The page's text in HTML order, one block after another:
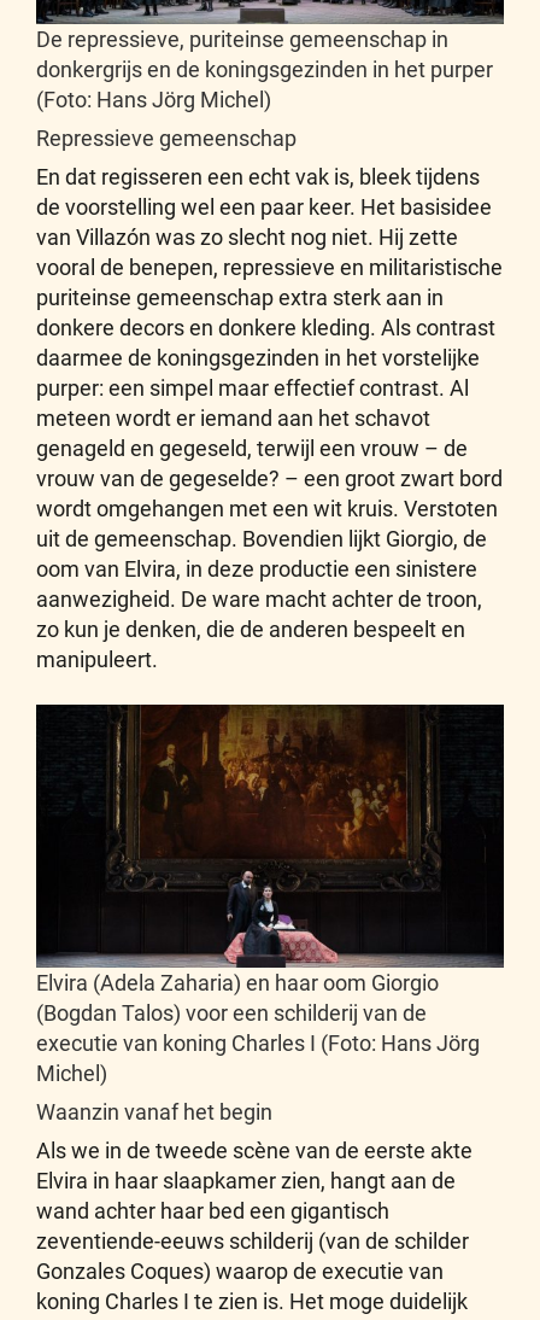
De repressieve, puriteinse gemeenschap in
donkergrijs en de koningsgezinden in het purper
(Foto: Hans Jörg Michel)
Repressieve gemeenschap
En dat regisseren een echt vak is, bleek tijdens
de voorstelling wel een paar keer. Het basisidee
van Villazón was zo slecht nog niet. Hij zette
vooral de benepen, repressieve en militaristische
puriteinse gemeenschap extra sterk aan in
donkere decors en donkere kleding. Als contrast
daarmee de koningsgezinden in het vorstelijke
purper: een simpel maar effectief contrast. Al
meteen wordt er iemand aan het schavot
genageld en gegeseld, terwijl een vrouw – de
vrouw van de gegeselde? – een groot zwart bord
wordt omgehangen met een wit kruis. Verstoten
uit de gemeenschap. Bovendien lijkt Giorgio, de
oom van Elvira, in deze productie een sinistere
aanwezigheid. De ware macht achter de troon,
zo kun je denken, die de anderen bespeelt en
manipuleert.
Elvira (Adela Zaharia) en haar oom Giorgio
(Bogdan Talos) voor een schilderij van de
executie van koning Charles I (Foto: Hans Jörg
Michel)
Waanzin vanaf het begin
Als we in de tweede scène van de eerste akte
Elvira in haar slaapkamer zien, hangt aan de
wand achter haar bed een gigantisch
zeventiende-eeuws schilderij (van de schilder
Gonzales Coques) waarop de executie van
koning Charles I te zien is. Het moge duidelijk